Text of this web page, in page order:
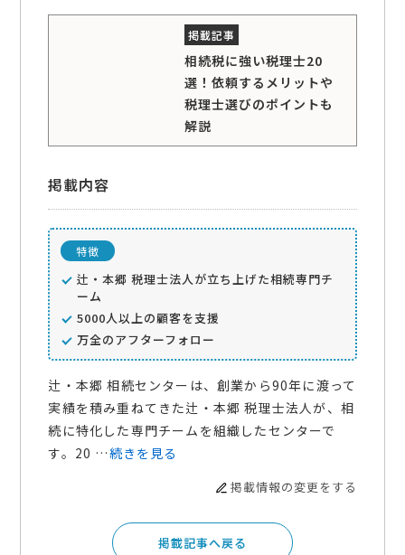
相続税に強い税理士20
選！依頼するメリットや
税理士選びのポイントも
解説
掲載内容
特徴
辻・本郷 税理士法人が立ち上げた相続専門チ
ーム
5000人以上の顧客を支援
万全のアフターフォロー
辻・本郷 相続センターは、創業から90年に渡って
実績を積み重ねてきた辻・本郷 税理士法人が、相
続に特化した専門チームを組織したセンターで
す。20 …続きを見る
掲載情報の変更をする
掲載記事へ戻る